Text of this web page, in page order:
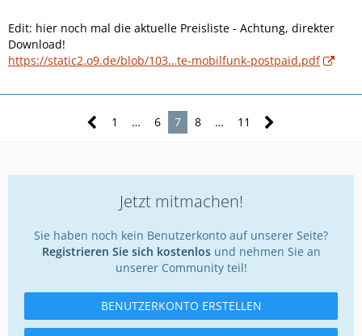
Edit: hier noch mal die aktuelle Preisliste - Achtung, direkter
Download!
https://static2.o9.de/blob/103…te-mobilfunk-postpaid.pdf
1 … 6 7 8 … 11
Jetzt mitmachen!
Sie haben noch kein Benutzerkonto auf unserer Seite?
Registrieren Sie sich kostenlosund nehmen Sie an
unserer Community teil!
BENUTZERKONTO ERSTELLEN